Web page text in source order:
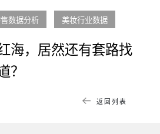
返回列表
海，居然还有套路找
？
数据分析 美妆行业数据